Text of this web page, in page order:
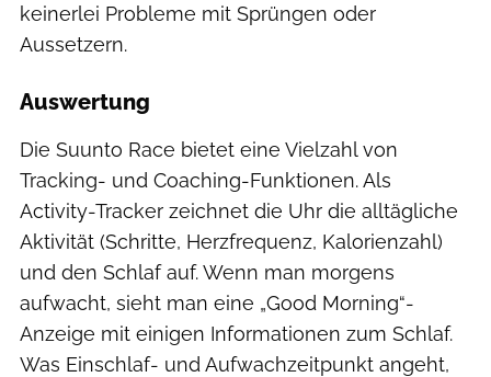
keinerlei Probleme mit Sprüngen oder
Aussetzern.
Auswertung
Die Suunto Race bietet eine Vielzahl von
Tracking- und Coaching-Funktionen. Als
Activity-Tracker zeichnet die Uhr die alltägliche
Aktivität (Schritte, Herzfrequenz, Kalorienzahl)
und den Schlaf auf. Wenn man morgens
aufwacht, sieht man eine „Good Morning“-
Anzeige mit einigen Informationen zum Schlaf.
Was Einschlaf- und Aufwachzeitpunkt angeht,